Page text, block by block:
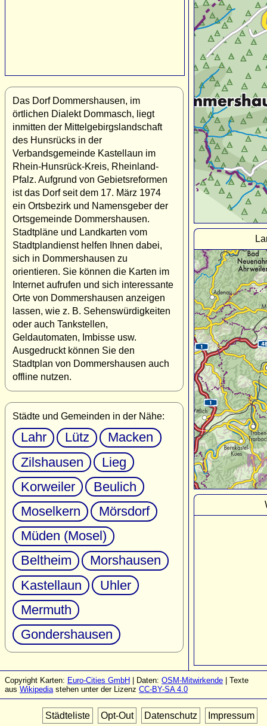
Das Dorf Dommershausen, im
örtlichen Dialekt Dommasch, liegt
inmitten der Mittelgebirgslandschaft
des Hunsrücks in der
Verbandsgemeinde Kastellaun im
Rhein-Hunsrück-Kreis, Rheinland-
Pfalz. Aufgrund von Gebietsreformen
ist das Dorf seit dem 17. März 1974
ein Ortsbezirk und Namensgeber der
Ortsgemeinde Dommershausen.
Stadtpläne und Landkarten vom
Stadtplandienst helfen Ihnen dabei,
sich in Dommershausen zu
orientieren. Sie können die Karten im
Internet aufrufen und sich interessante
Orte von Dommershausen anzeigen
lassen, wie z. B. Sehenswürdigkeiten
oder auch Tankstellen,
Geldautomaten, Imbisse usw.
Ausgedruckt können Sie den
Stadtplan von Dommershausen auch
offline nutzen.
Städte und Gemeinden in der Nähe:
Lahr Lütz
Macken
Zilshausen
Lieg
Korweiler
Beulich
Moselkern
Mörsdorf
Müden (Mosel)
Beltheim
Morshausen
Kastellaun
Uhler
Mermuth
Gondershausen
Copyright Karten: Euro-Cities GmbH | Daten: OSM-Mitwirkende | Texte
aus Wikipediastehen unter der Lizenz CC-BY-SA 4.0
Städteliste Opt-Out Datenschutz Impressum